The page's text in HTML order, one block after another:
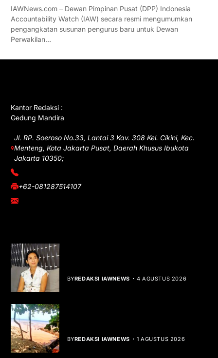
IAWNews.com – Dewan Pimpinan Pusat (DPP) Indonesia
Accountability Watch (IAW) secara resmi mengumumkan
pengangkatan susunan pengurus baru untuk Dewan
Perwakilan…
Kantor Redaksi :
Gedung Mandira
Jl. RP. Soeroso No.33, Lantai 3 Kav. 308 Kel. Cikini, Kec.
Menteng, Kota Jakarta Pusat, Daerah Khusus Ibukota
Jakarta 10350;
(021) 3908026
+62-081287514107
adm@iawnews.com
BYREDAKSI IAWNEWS 4 AGUSTUS 2026
BYREDAKSI IAWNEWS 1 AGUSTUS 2026